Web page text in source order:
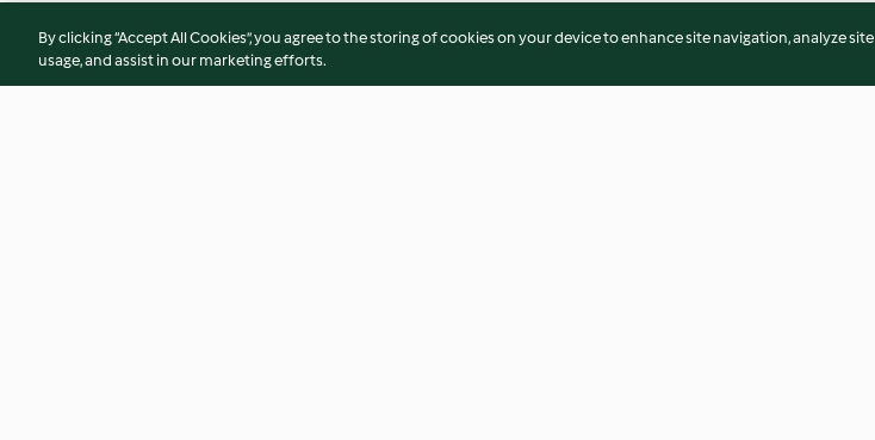
By clicking “Accept All Cookies”, you agree to the storing of cookies on your device to enhance site navigation, analyze site
usage, and assist in our marketing efforts.